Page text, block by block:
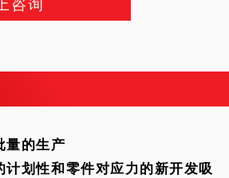
量的生产
计划性和零件对应力的新开发吸